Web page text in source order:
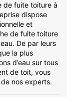
de fuite toiture à
dispose
et
de fuite toiture
De par leurs
la plus
d’eau sur tous
de toit, vous
nos experts.